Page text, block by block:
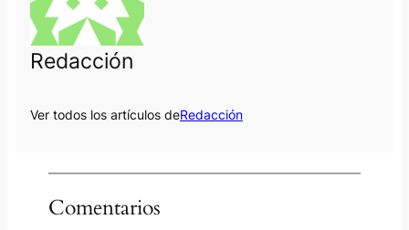
Redacción
Ver todos los artículos deRedacción
Comentarios